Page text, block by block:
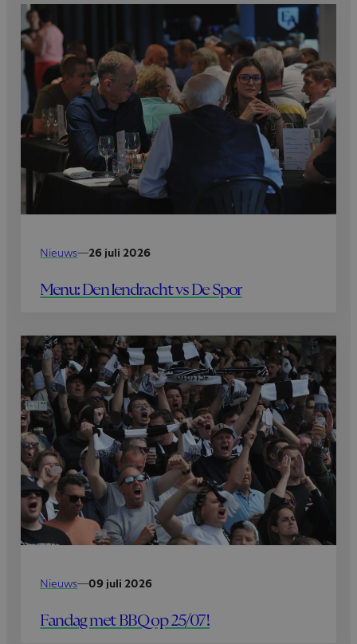
Nieuws—26 juli 2026
Menu: Den Iendracht vs De Spor
Nieuws—09 juli 2026
Fandag met BBQ op 25/07!